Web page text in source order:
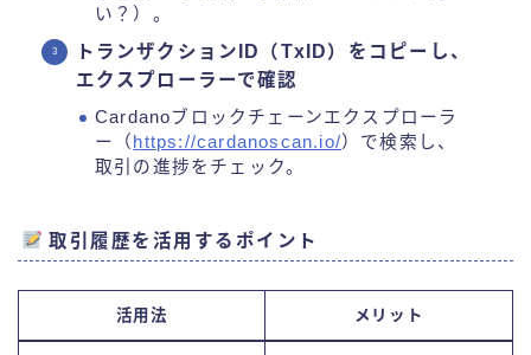
い？）。
トランザクションID（TxID）をコピーし、
エクスプローラーで確認
Cardanoブロックチェーンエクスプローラ
ー（ https://cardanoscan.io/）で検索し、
取引の進捗をチェック。
取引履歴を活用するポイント
活用法 メリット